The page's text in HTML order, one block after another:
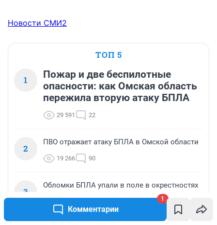
Комментарии
1
Новости СМИ2
ТОП 5
1
Пожар и две беспилотные
опасности: как Омская область
пережила вторую атаку БПЛА
29 591 22
2
ПВО отражает атаку БПЛА в Омской области
19 266 90
3
Обломки БПЛА упали в поле в окрестностях
18 033 41